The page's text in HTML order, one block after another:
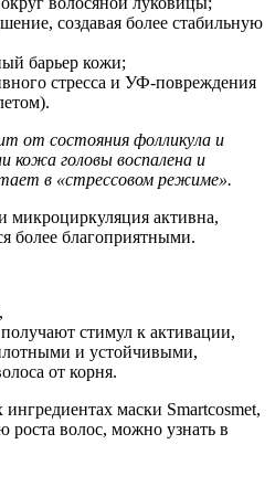
создавая более стабильную
барьер кожи;
стресса и УФ-повреждения
от состояния фолликула и
кожа головы воспалена и
в «стрессовом режиме».
микроциркуляция активна,
более благоприятными.
стимул к активации,
и устойчивыми,
от корня.
маски Smartcosmet,
роста волос, можно узнать в